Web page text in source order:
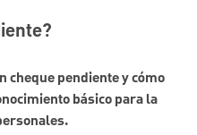
cheque pendiente y cómo
básico para la